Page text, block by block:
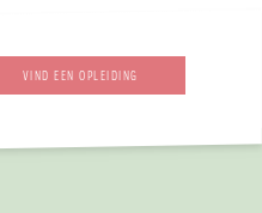
VIND EEN OPLEIDING